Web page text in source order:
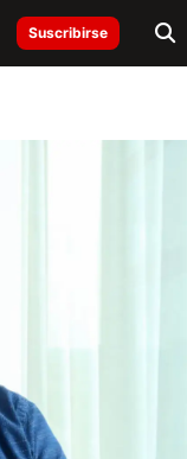
Suscribirse